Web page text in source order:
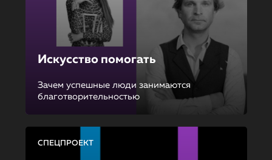
Искусство помогать
Зачем успешные люди занимаются
благотворительностью
СПЕЦПРОЕКТ